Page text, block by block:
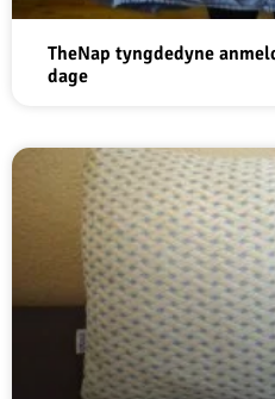
TheNap tyngdedyne
dage